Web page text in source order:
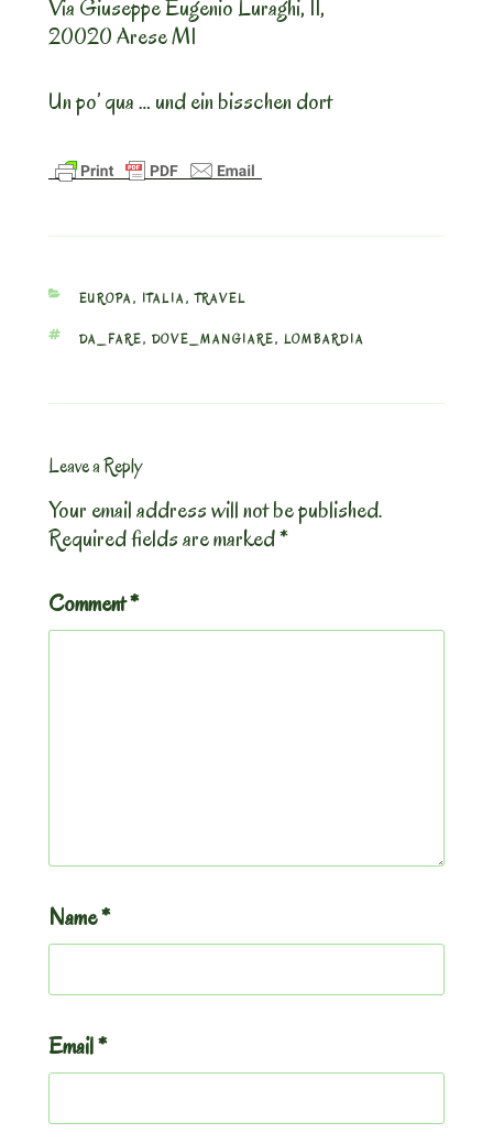
Via Giuseppe Eugenio Luraghi, 11,
20020 Arese MI
Un po’ qua … und ein bisschen dort
CATEGORIES
EUROPA, ITALIA,TRAVEL
TAGS
DA_FARE, DOVE_MANGIARE, LOMBARDIA
Leave a Reply
Your email address will not be published.
Required fields are marked*
Comment*
Name*
Email*